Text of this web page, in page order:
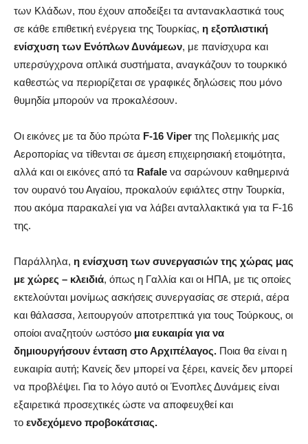
των Κλάδων, που έχουν αποδείξει τα αντανακλαστικά τους
σε κάθε επιθετική ενέργεια της Τουρκίας, η εξοπλιστική
ενίσχυση των Ενόπλων Δυνάμεων, με πανίσχυρα και
υπερσύγχρονα οπλικά συστήματα, αναγκάζουν το τουρκικό
καθεστώς να περιορίζεται σε γραφικές δηλώσεις που μόνο
θυμηδία μπορούν να προκαλέσουν.
Οι εικόνες με τα δύο πρώτα F-16 Viper της Πολεμικής μας
Αεροπορίας να τίθενται σε άμεση επιχειρησιακή ετοιμότητα,
αλλά και οι εικόνες από τα Rafale να σαρώνουν καθημερινά
τον ουρανό του Αιγαίου, προκαλούν εφιάλτες στην Τουρκία,
που ακόμα παρακαλεί για να λάβει ανταλλακτικά για τα F-16
της.
Παράλληλα, η ενίσχυση των συνεργασιών της χώρας μας
με χώρες – κλειδιά, όπως η Γαλλία και οι ΗΠΑ, με τις οποίες
εκτελούνται μονίμως ασκήσεις συνεργασίας σε στεριά, αέρα
και θάλασσα, λειτουργούν αποτρεπτικά για τους Τούρκους, οι
οποίοι αναζητούν ωστόσο μια ευκαιρία για να
δημιουργήσουν ένταση στο Αρχιπέλαγος. Ποια θα είναι η
ευκαιρία αυτή; Κανείς δεν μπορεί να ξέρει, κανείς δεν μπορεί
να προβλέψει. Για το λόγο αυτό οι Ένοπλες Δυνάμεις είναι
εξαιρετικά προσεχτικές ώστε να αποφευχθεί και
το ενδεχόμενο προβοκάτσιας.